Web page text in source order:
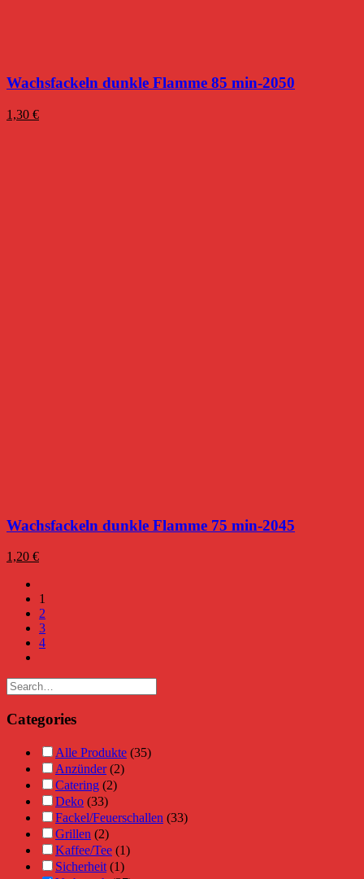
Wachsfackeln dunkle Flamme 85 min-2050
1,30 €
Wachsfackeln dunkle Flamme 75 min-2045
1,20 €
1
2
3
4
Categories
Alle Produkte (35)
Anzünder (2)
Catering (2)
Deko (33)
Fackel/Feuerschallen (33)
Grillen (2)
Kaffee/Tee (1)
Sicherheit (1)